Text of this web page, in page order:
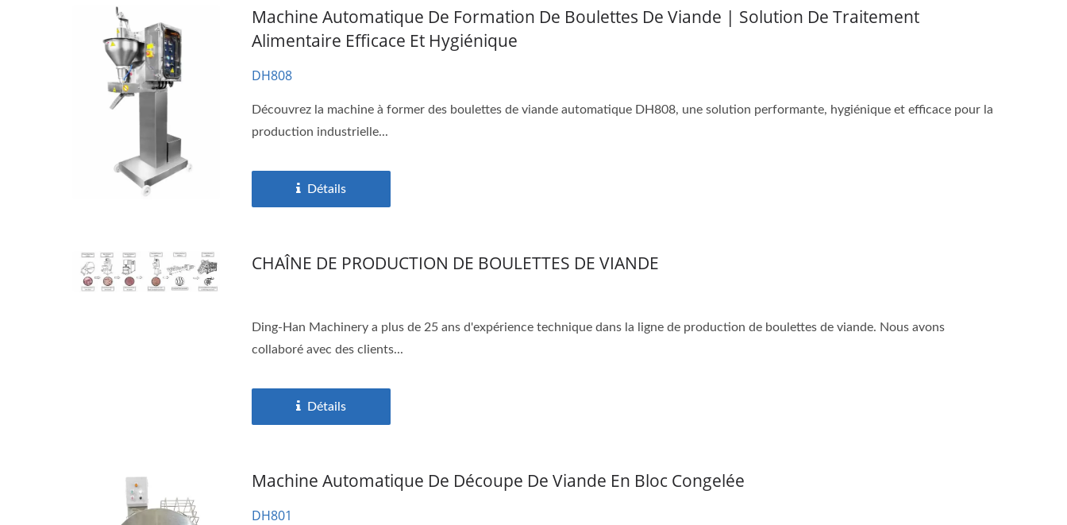
Machine Automatique De Formation De Boulettes De Viande | Solution De Traitement
Alimentaire Efficace Et Hygiénique
DH808
Découvrez la machine à former des boulettes de viande automatique DH808, une solution performante, hygiénique et efficace pour la
production industrielle...
Détails
CHAÎNE DE PRODUCTION DE BOULETTES DE VIANDE
Ding-Han Machinery a plus de 25 ans d'expérience technique dans la ligne de production de boulettes de viande. Nous avons
collaboré avec des clients...
Détails
Machine Automatique De Découpe De Viande En Bloc Congelée
DH801